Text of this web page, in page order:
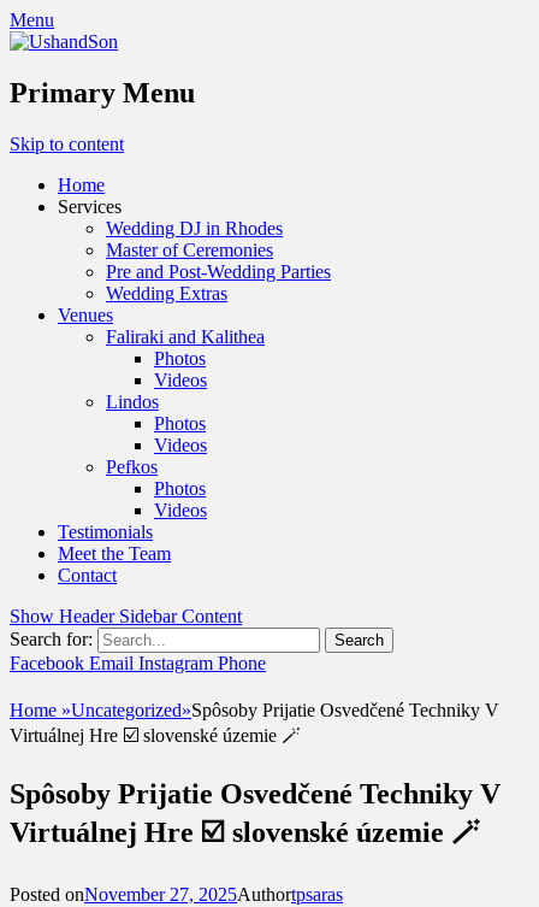
Menu
Primary Menu
Skip to content
Home
Services
Wedding DJ in Rhodes
Master of Ceremonies
Pre and Post-Wedding Parties
Wedding Extras
Venues
Faliraki and Kalithea
Photos
Videos
Lindos
Photos
Videos
Pefkos
Photos
Videos
Testimonials
Meet the Team
Contact
Show Header Sidebar Content
Search for:
Facebook Email Instagram Phone
UshandSon
Home »Uncategorized»Spôsoby Prijatie Osvedčené Techniky V
Virtuálnej Hre ☑️ slovenské územie 🪄
Spôsoby Prijatie Osvedčené Techniky V
Virtuálnej Hre ☑️ slovenské územie 🪄
Posted onNovember 27, 2025Authortpsaras